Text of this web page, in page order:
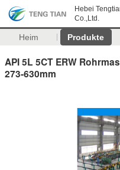
Hebei
Co.,Ltd.
Heim Produkte
API 5L 5CT ERW
273-630mm